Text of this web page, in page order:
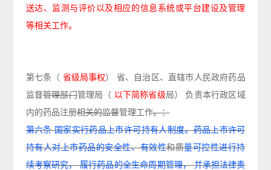
送达、监测与评价以及相应的信息系统或平台建设及管理
等相关工作。
第七条 （ 省级局事权） 省、自治区、直辖市人民政府药品
监督管理部门管理局 （ 以下简称省级局）
负责本行政区域
内的药品注册相关的监督管理工作。：
第六条 国家实行药品上市许可持有人制度。药品上市许可
持有人对上市药品的安全性、有效性和质量可控性进行持
续考察研究， 履行药品的全生命周期管理， 并承担法律责